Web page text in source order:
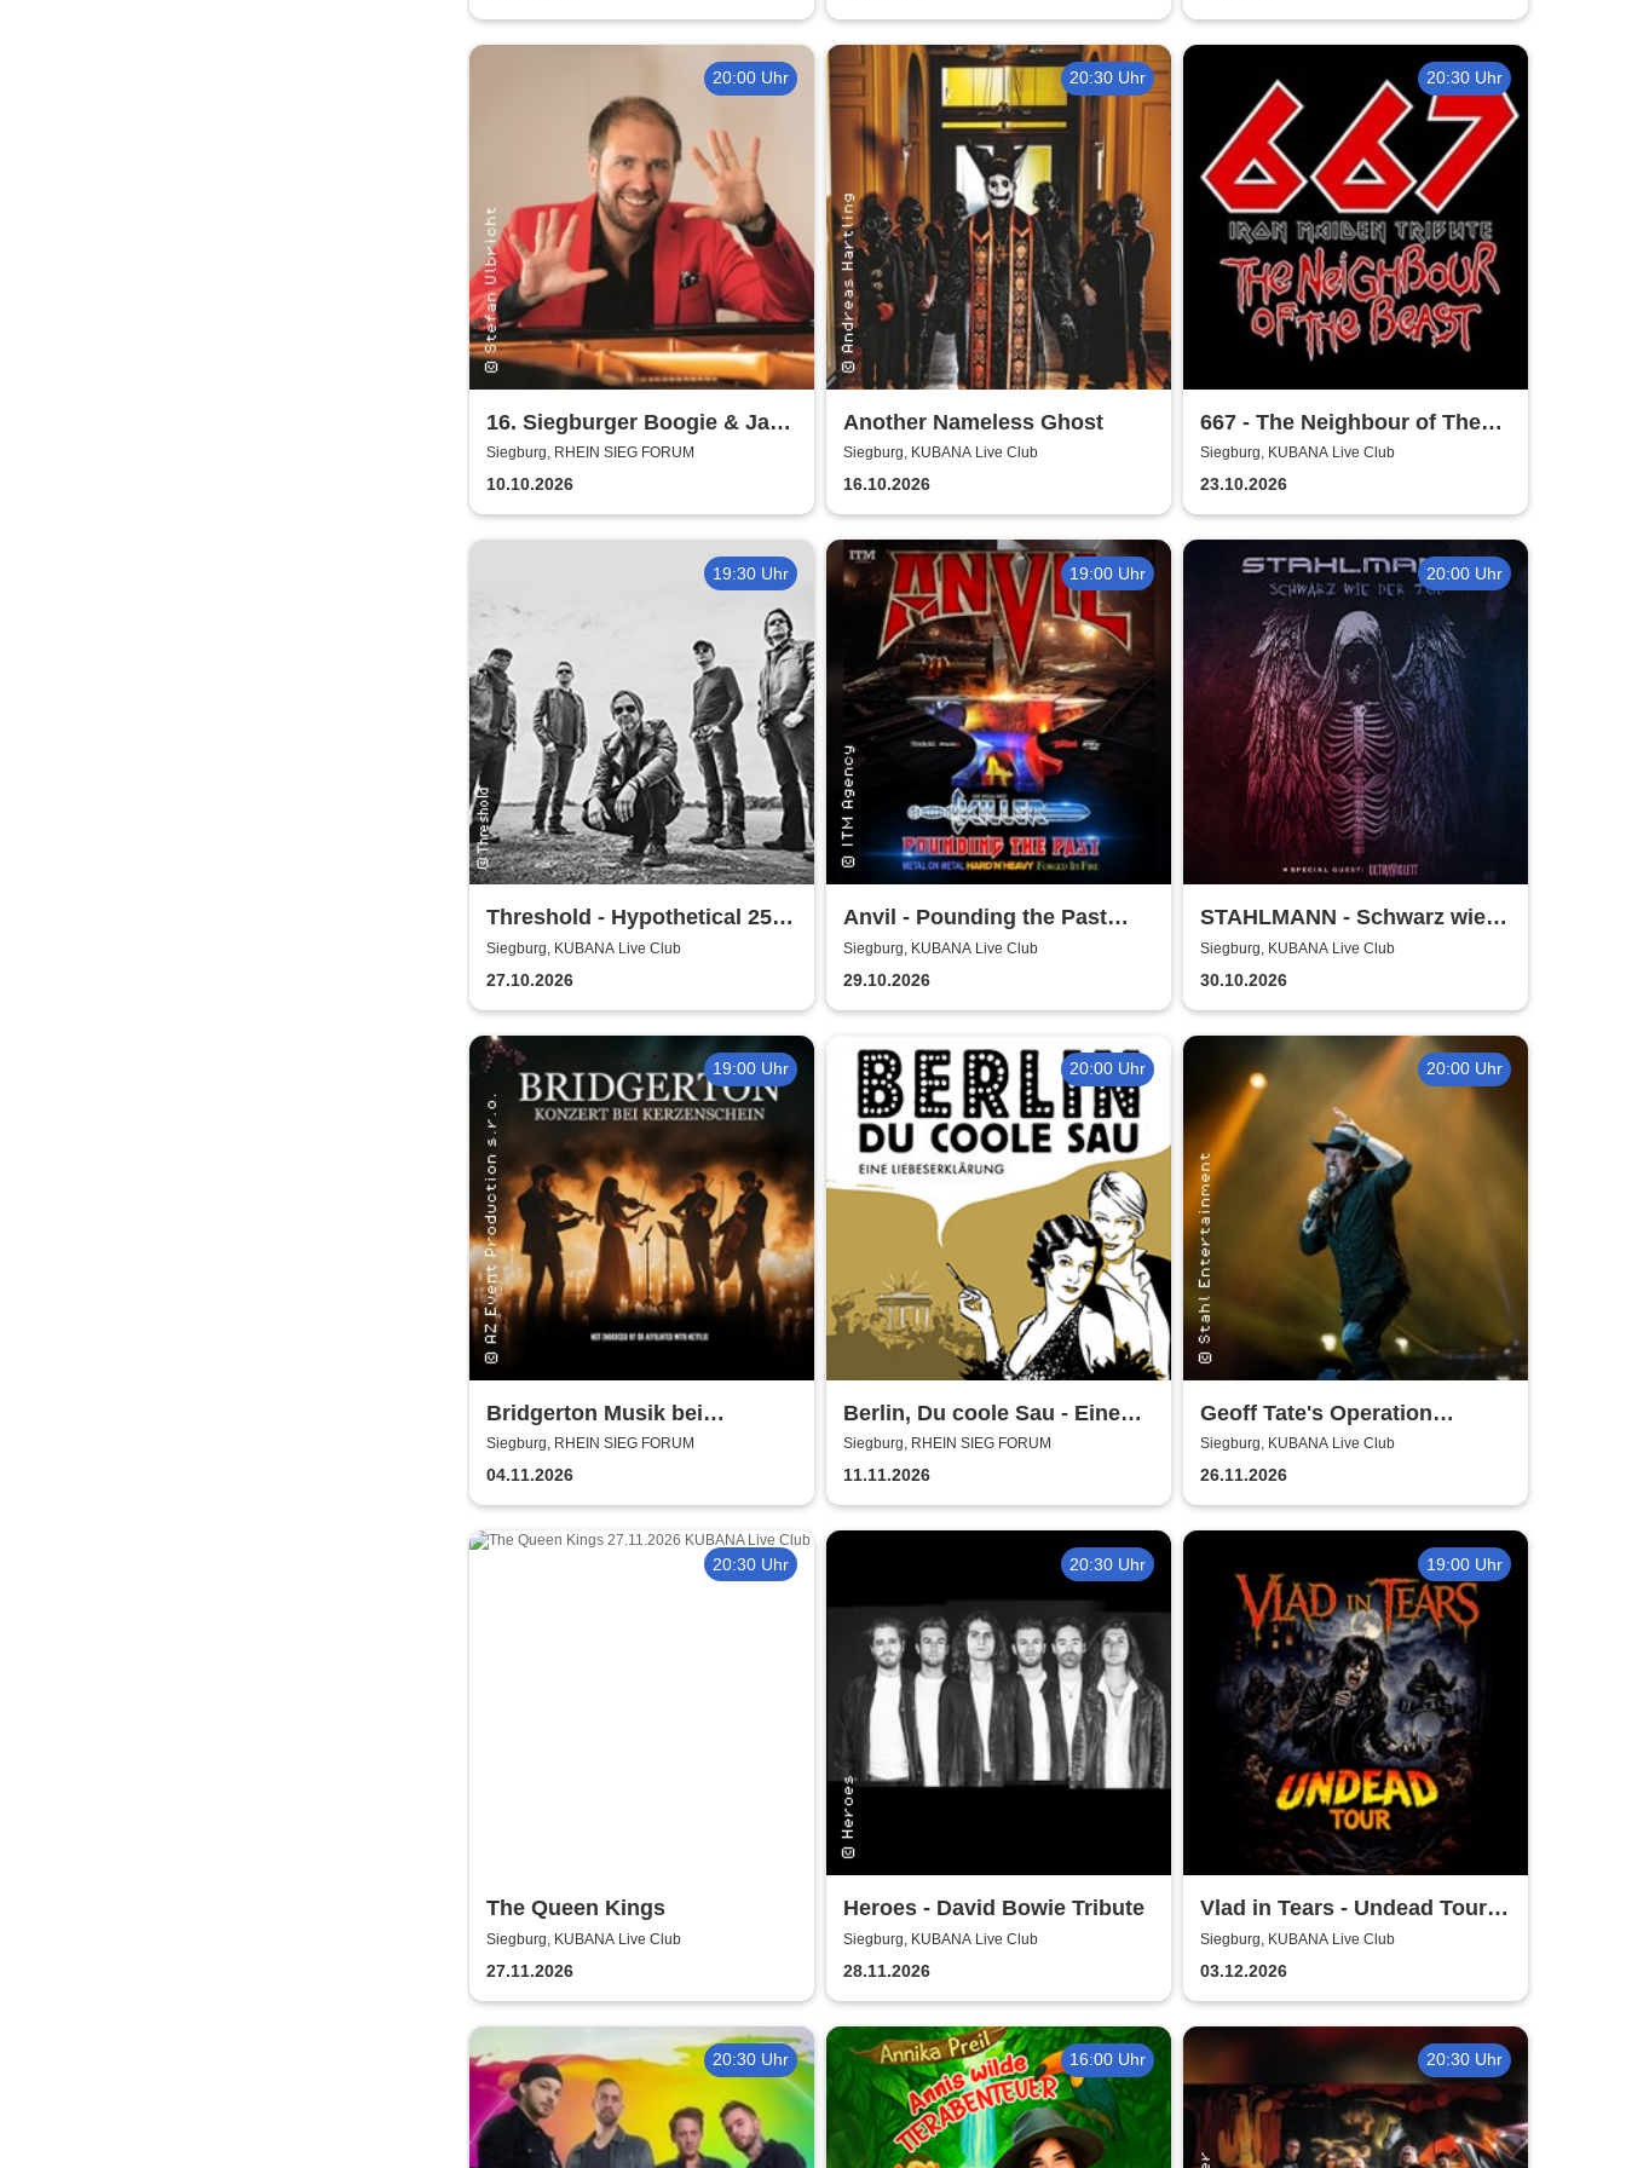
20:00 Uhr
16. Siegburger Boogie & Jazz
Night
Siegburg, RHEIN SIEG FORUM
10.10.2026
20:30 Uhr
Another Nameless Ghost
Siegburg, KUBANA Live Club
16.10.2026
20:30 Uhr
667 - The Neighbour of The
Beast
Siegburg, KUBANA Live Club
23.10.2026
19:30 Uhr
Threshold - Hypothetical 25th
Anniversary Tour
Siegburg, KUBANA Live Club
27.10.2026
19:00 Uhr
Anvil - Pounding the Past
Tour
Siegburg, KUBANA Live Club
29.10.2026
20:00 Uhr
STAHLMANN - Schwarz wie
der Tod Tour 2026
Siegburg, KUBANA Live Club
30.10.2026
19:00 Uhr
Bridgerton Musik bei
Kerzenschein
Siegburg, RHEIN SIEG FORUM
04.11.2026
20:00 Uhr
Berlin, Du coole Sau - Eine
Liebeserklärung
Siegburg, RHEIN SIEG FORUM
11.11.2026
20:00 Uhr
Geoff Tate's Operation
Mindcrime - The Final
Chapter
Siegburg, KUBANA Live Club
26.11.2026
20:30 Uhr
The Queen Kings
Siegburg, KUBANA Live Club
27.11.2026
20:30 Uhr
Heroes - David Bowie Tribute
Siegburg, KUBANA Live Club
28.11.2026
19:00 Uhr
Vlad in Tears - Undead Tour
2026
Siegburg, KUBANA Live Club
03.12.2026
20:30 Uhr 16:00 Uhr 20:30 Uhr